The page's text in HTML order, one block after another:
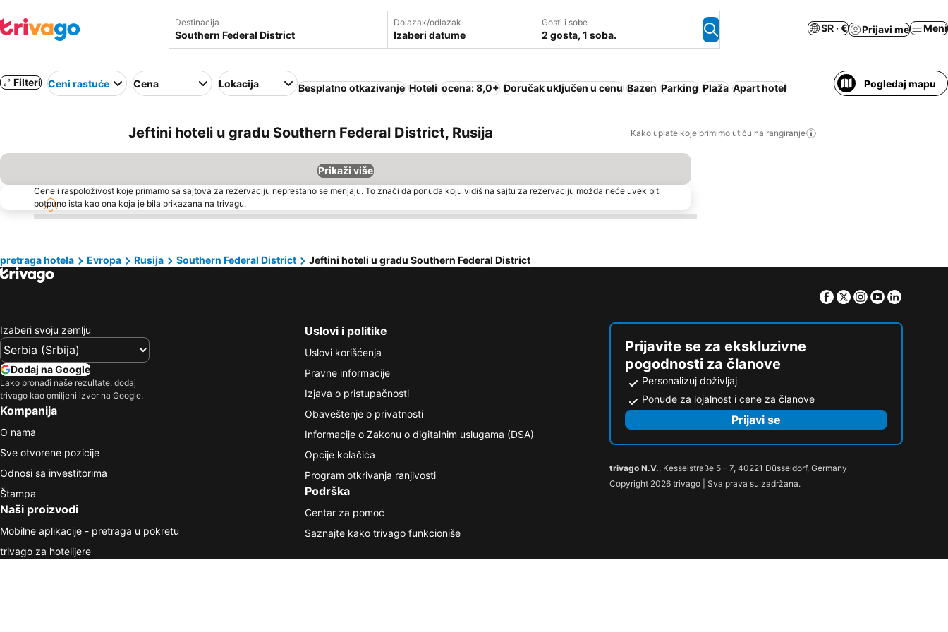
Destinacija Dolazak/odlazak
Izaberi datume
Gosti i sobe
2 gosta, 1 soba.
SR · € Prijavi me Meni
Filteri Ceni rastuće Cena Lokacija Besplatno otkazivanje Hoteli ocena: 8,0+ Doručak uključen u cenu Bazen Parking Plaža Apart hotel Pogledaj mapu
Jeftini hoteli u gradu Southern Federal District, Rusija Kako uplate koje primimo utiču na rangiranje
Prikaži više
Cene i raspoloživost koje primamo sa sajtova za rezervaciju neprestano se menjaju. To znači da ponuda koju vidiš na sajtu za rezervaciju možda neće uvek biti
potpuno ista kao ona koja je bila prikazana na trivagu.
pretraga hotela Evropa Rusija Southern Federal District Jeftini hoteli u gradu Southern Federal District
Facebook
TwitterInstagram
Youtube
Izaberi svoju zemlju
Dodaj na Google
Lako pronađi naše rezultate: dodaj
trivago kao omiljeni izvor na Google.
Kompanija
O nama
Sve otvorene pozicije
Odnosi sa investitorima
Štampa
Naši proizvodi
Mobilne aplikacije - pretraga u pokretu
trivago za hotelijere
Uslovi i politike
Uslovi korišćenja
Pravne informacije
Izjava o pristupačnosti
Obaveštenje o privatnosti
Informacije o Zakonu o digitalnim uslugama (DSA)
Opcije kolačića
Program otkrivanja ranjivosti
Podrška
Centar za pomoć
Saznajte kako trivago funkcioniše
Prijavite se za ekskluzivne
pogodnosti za članove
Personalizuj doživljaj
Ponude za lojalnost i cene za članove
Prijavi se
trivago N.V., Kesselstraße 5 – 7, 40221 Düsseldorf, Germany
Copyright 2026 trivago | Sva prava su zadržana.